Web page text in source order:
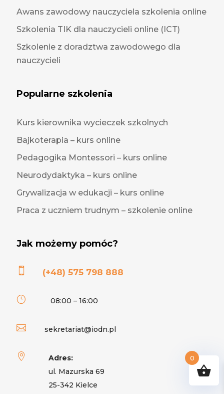
Awans zawodowy nauczyciela szkolenia online
Szkolenia TIK dla nauczycieli online (ICT)
Szkolenie z doradztwa zawodowego dla
nauczycieli
Popularne szkolenia
Kurs kierownika wycieczek szkolnych
Bajkoterapia – kurs online
Pedagogika Montessori – kurs online
Neurodydaktyka – kurs online
Grywalizacja w edukacji – kurs online
Praca z uczniem trudnym – szkolenie online
Jak możemy pomóc?
 (+48) 575 798 888
} 08:00 – 16:00
 sekretariat@iodn.pl

Adres:
ul. Mazurska 69
25-342 Kielce
0